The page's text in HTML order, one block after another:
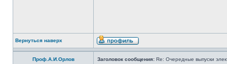
Вернуться наверх
Проф.А.И.Орлов Заголовок сообщения: Re: Очередные выпуски